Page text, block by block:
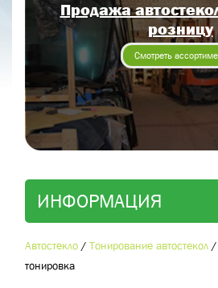
Продажа
розницу
Смотреть
ИНФОРМАЦИЯ
Автостекло / Тонирование автостекол /
тонировка
Отправить
Отправить заявку